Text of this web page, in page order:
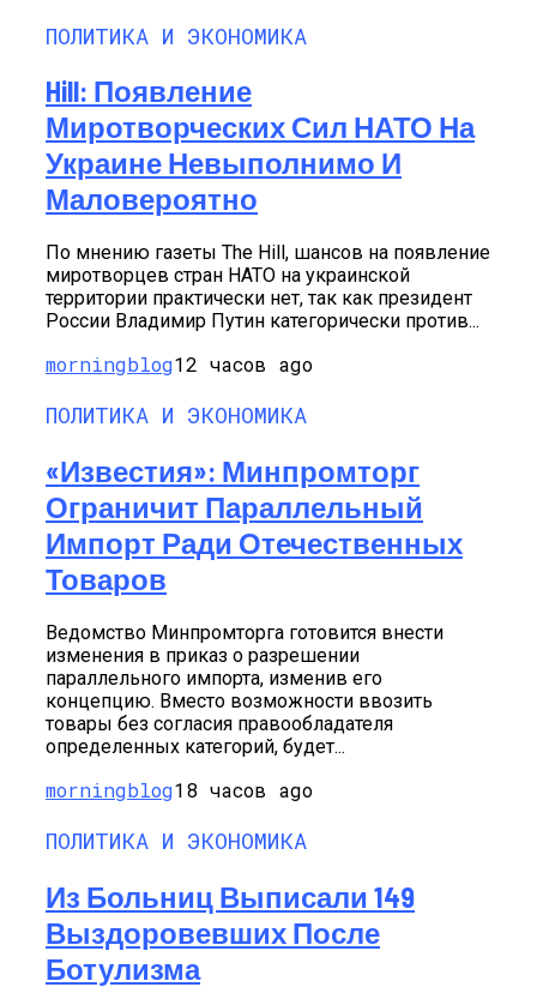
ПОЛИТИКА И ЭКОНОМИКА
Hill: Появление
Миротворческих Сил НАТО На
Украине Невыполнимо И
Маловероятно
По мнению газеты The Hill, шансов на появление
миротворцев стран НАТО на украинской
территории практически нет, так как президент
России Владимир Путин категорически против...
morningblog12 часов ago
ПОЛИТИКА И ЭКОНОМИКА
«Известия»: Минпромторг
Ограничит Параллельный
Импорт Ради Отечественных
Товаров
Ведомство Минпромторга готовится внести
изменения в приказ о разрешении
параллельного импорта, изменив его
концепцию. Вместо возможности ввозить
товары без согласия правообладателя
определенных категорий, будет...
morningblog18 часов ago
ПОЛИТИКА И ЭКОНОМИКА
Из Больниц Выписали 149
Выздоровевших После
Ботулизма